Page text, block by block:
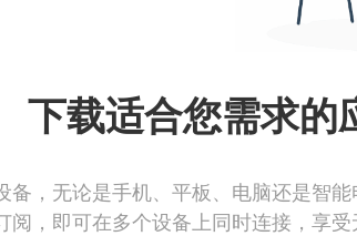
下载适合您需求的
，无论是手机、平板、电脑还是智能
阅，即可在多个设备上同时连接，享受